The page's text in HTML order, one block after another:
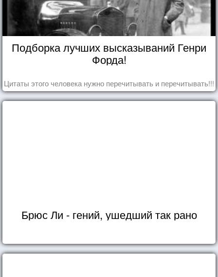
Подборка лучших высказываний Генри
Форда!
Цитаты этого человека нужно перечитывать и перечитывать!!!
Брюс Ли - гений, ушедший так рано